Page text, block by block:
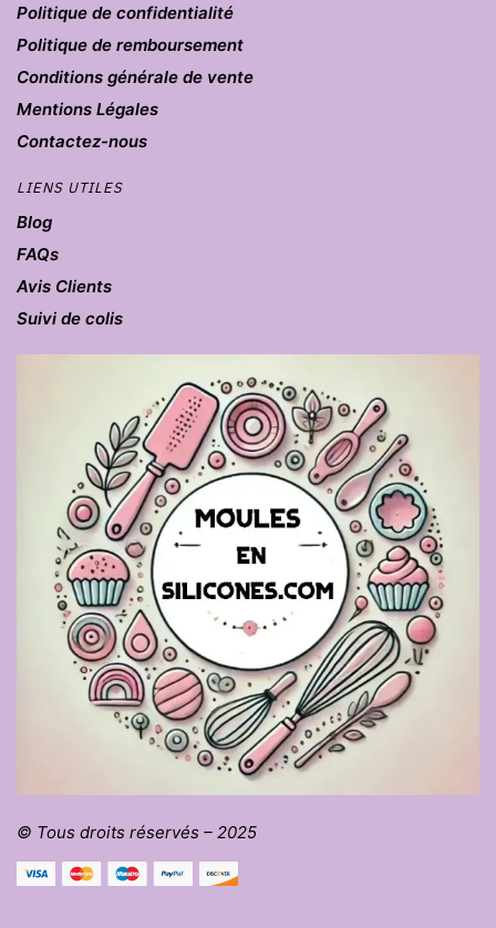
Politique de confidentialité
Politique de remboursement
Conditions générale de vente
Mentions Légales
Contactez-nous
LIENS UTILES
Blog
FAQs
Avis Clients
Suivi de colis
© Tous droits réservés – 2025